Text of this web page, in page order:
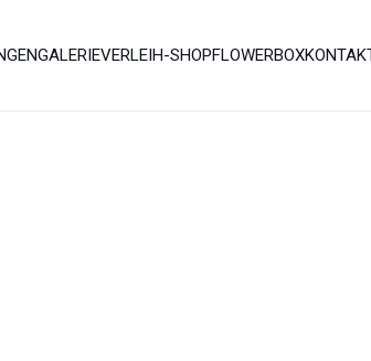
GALERIEVERLEIH-SHOPFLOWERBOX